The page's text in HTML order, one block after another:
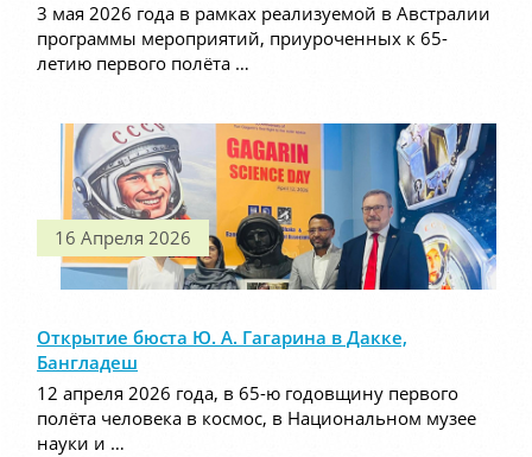
3 мая 2026 года в рамках реализуемой в Австралии
программы мероприятий, приуроченных к 65-
летию первого полёта …
16 Апреля 2026
Открытие бюста Ю. А. Гагарина в Дакке,
Бангладеш
12 апреля 2026 года, в 65-ю годовщину первого
полёта человека в космос, в Национальном музее
науки и …